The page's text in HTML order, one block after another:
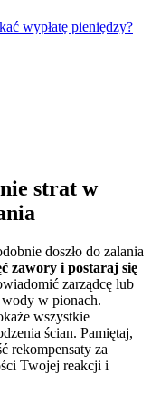
wypłatę pieniędzy?
strat w
doszło do zalania
zawory i postaraj się
zarządcę lub
w pionach.
wszystkie
ścian. Pamiętaj,
rekompensaty za
Twojej reakcji i